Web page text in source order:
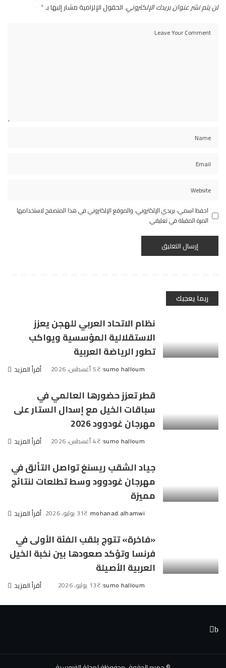
لن يتم نشر عنوان بريدك الإلكتروني. الحقول الإلزامية مشار إليها بـ*
احفظ اسمي، بريدي الإلكتروني، والموقع الإلكتروني في هذا المتصفح لاستخدامها
المرة المقبلة في تعليقي.
ربما يعجبك
نظام الاتحاد العربي للهجن يعزز
الاستقلالية المؤسسية ويواكب
تطور الرياضة العربية
Posted
sumo halloum 5 أغسطس، 2026 أقرأ المزيد
قطر تعزز حضورها العالمي في
سباقات الخيل مع إسدال الستار على
مهرجان غودوود 2026
Posted
sumo halloum 4 أغسطس، 2026 أقرأ المزيد
جياد الشقب ريسنغ تواصل التألق في
مهرجان غودوود وسط تطلعات لنتائج
مميزة
Posted
mohanad.alhamwi 31 يوليو، 2026 أقرأ المزيد
«فاخرة» تتوج بلقب الفئة الأولى في
فرنسا وتؤكد صعودها بين نخبة الخيل
العربية الأصيلة
Posted
sumo halloum 13 يوليو، 2026 أقرأ المزيد